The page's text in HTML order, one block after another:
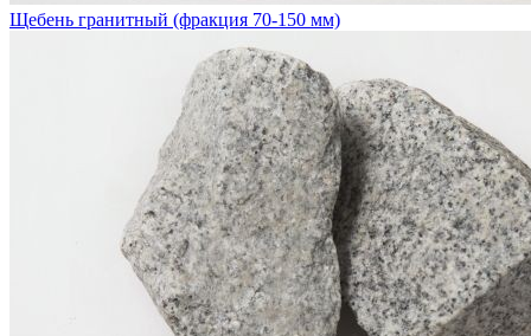
Щебень гранитный (фракция 70-150 мм)